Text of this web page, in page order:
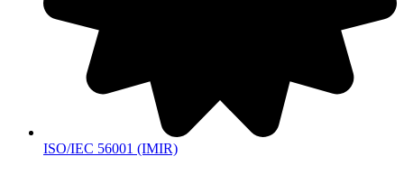
ISO/IEC 56001 (IMIR)